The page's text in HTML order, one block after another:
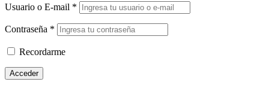
Usuario o E-mail *
Contraseña *
Recordarme